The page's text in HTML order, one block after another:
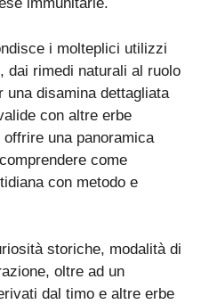
i molteplici utilizzi
dai rimedi naturali al ruolo
una disamina dettagliata
con altre erbe
offrire una panoramica
come
con metodo e
storiche, modalità di
oltre ad un
dal timo e altre erbe